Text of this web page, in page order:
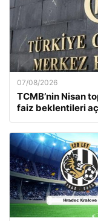
07/08/2026
TCMB’nin Nisan
faiz beklentileri